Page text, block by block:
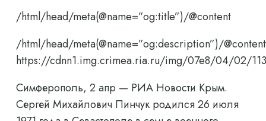
/html/head/meta(@name=”og:title”)/@content
/html/head/meta(@name=”og:description”)/@content
https://cdnn1.img.crimea.ria.ru/img/07e8/04/02/
Симферополь, 2 апр — РИА Новости Крым.
Сергей Михайлович Пинчук родился 26 июля